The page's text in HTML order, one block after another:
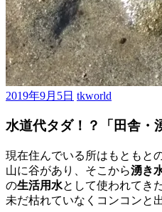
2019年9月5日 tkworld
水道代タダ！？「田舎・
現在住んでいる所はもともと
山に谷があり、そこから湧き
の生活用水として使われてき
未だ枯れていなくコンコンと